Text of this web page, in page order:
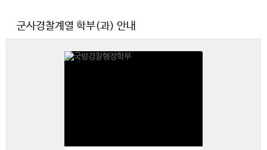
군사경찰계열 학부(과) 안내